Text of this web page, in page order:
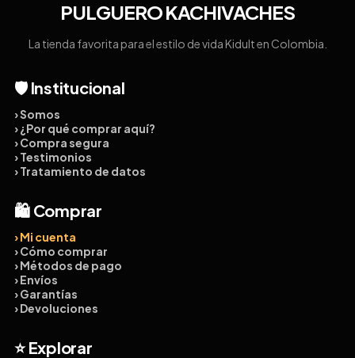
PULGUERO KACHIVACHES
La tienda favorita para el estilo de vida Kidult en Colombia.
🛡️ Institucional
› Somos
› ¿Por qué comprar aquí?
› Compra segura
› Testimonios
› Tratamiento de datos
🛍️ Comprar
› Mi cuenta
› Cómo comprar
› Métodos de pago
› Envíos
› Garantías
› Devoluciones
⭐ Explorar